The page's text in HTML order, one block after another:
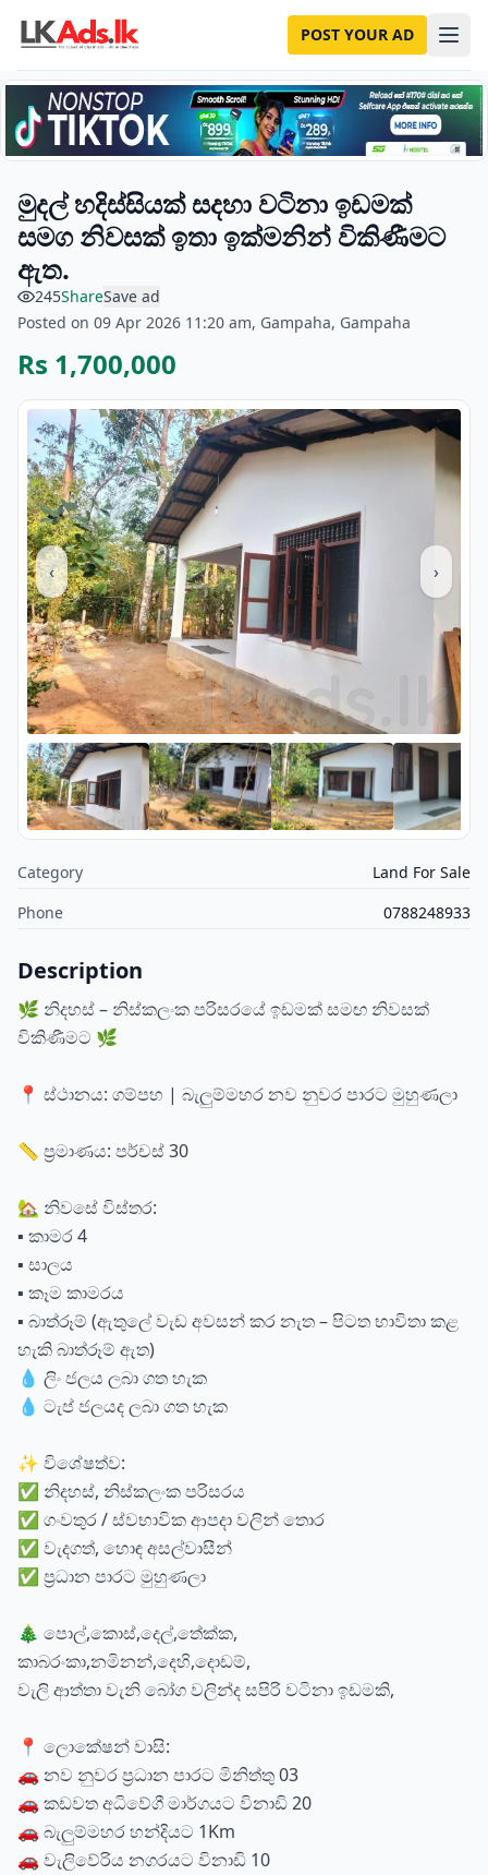
POST YOUR AD
මුදල් හදිස්සියක් සදහා වටිනා ඉඩමක්
සමග නිවසක් ඉතා ඉක්මනින් විකිණීමට
ඇත.
245ShareSave ad
Posted on 09 Apr 2026 11:20 am, Gampaha, Gampaha
Rs 1,700,000
‹ ›
Category
Land For Sale
Phone
0788248933
Description
🌿 නිදහස් – නිස්කලංක පරිසරයේ ඉඩමක් සමඟ නිවසක්
විකිණීමට 🌿
📍 ස්ථානය: ගම්පහ | බැලුම්මහර නව නුවර පාරට මුහුණලා
📏 ප්‍රමාණය: පර්චස් 30
🏡 නිවසේ විස්තර:
▪️ කාමර 4
▪️ සාලය
▪️ කෑම කාමරය
▪️ බාත්රූම් (ඇතුලේ වැඩ අවසන් කර නැත – පිටත භාවිතා කළ
හැකි බාත්රූම් ඇත)
💧 ලිං ජලය ලබා ගත හැක
💧 ටැප් ජලයද ලබා ගත හැක
✨ විශේෂත්ව:
✅ නිදහස්, නිස්කලංක පරිසරය
✅ ගංවතුර / ස්වභාවික ආපදා වලින් තොර
✅ වැදගත්, හොඳ අසල්වාසීන්
✅ ප්‍රධාන පාරට මුහුණලා
🎄 පොල්,කොස්,දෙල්,තේක්ක,
කාබරංකා,නමිනන්,දෙහි,දොඩම්,
වැලි ආත්තා වැනි බෝග වලින්ද සපිරි වටිනා ඉඩමකි,
📍 ලොකේෂන් වාසි:
🚗 නව නුවර ප්‍රධාන පාරට මිනිත්තු 03
🚗 කඩවත අධිවේගී මාර්ගයට විනාඩි 20
🚗 බැලුම්මහර හන්දියට 1Km
🚗 වැලිවේරිය නගරයට විනාඩි 10